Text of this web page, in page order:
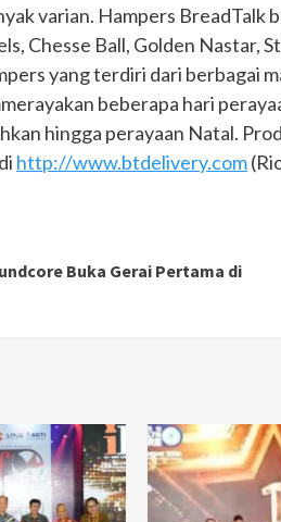
varian. Hampers
Chesse Ball, Golden Nastar,
yang terdiri dari berbagai
beberapa hari
hingga perayaan Natal.
http://www.btdelivery.com
Buka Gerai Pertama di